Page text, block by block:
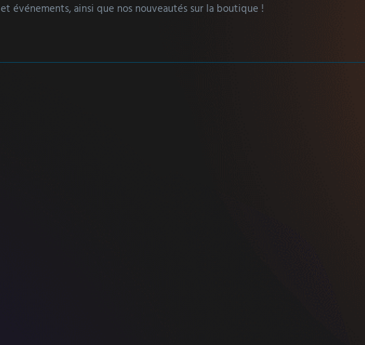
événements, ainsi que nos nouveautés sur la boutique !